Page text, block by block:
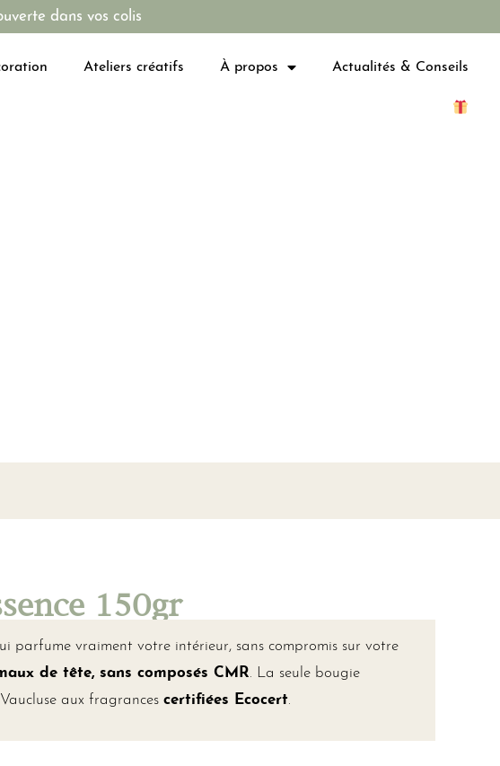
dans vos colis
Ateliers créatifs À propos Actualités & Conseils
150gr
parfume vraiment votre intérieur, sans compromis sur votre
de tête, sans composés CMR. La seule bougie
aux fragrances certifiées Ecocert.